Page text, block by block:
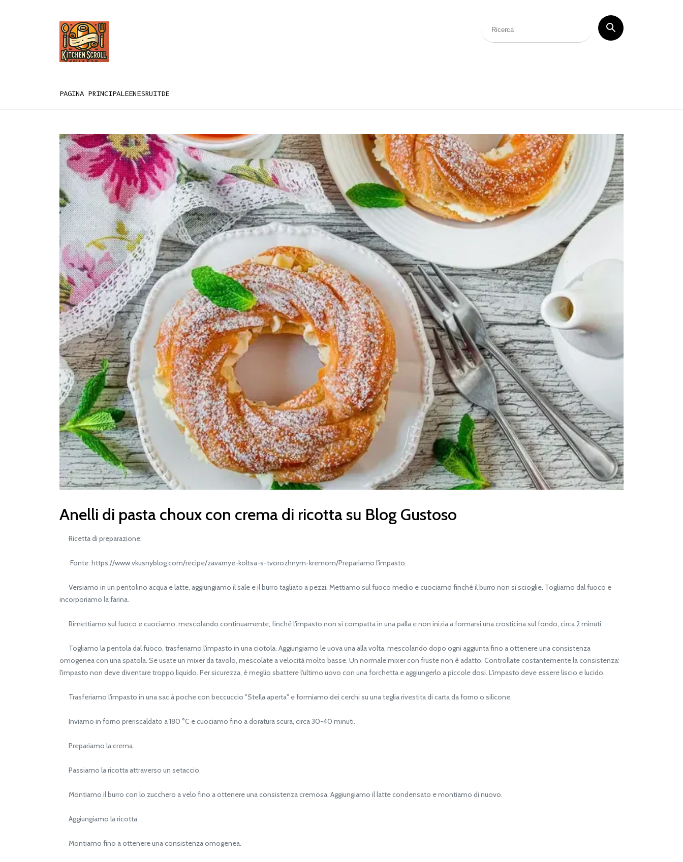
PAGINA PRINCIPALEENESRUITDE
Anelli di pasta choux con crema di ricotta su Blog Gustoso
Ricetta di preparazione:
Fonte: https://www.vkusnyblog.com/recipe/zavarnye-koltsa-s-tvorozhnym-kremom/Prepariamo l'impasto.
Versiamo in un pentolino acqua e latte, aggiungiamo il sale e il burro tagliato a pezzi. Mettiamo sul fuoco medio e cuociamo finché il burro non si scioglie. Togliamo dal fuoco e
incorporiamo la farina.
Rimettiamo sul fuoco e cuociamo, mescolando continuamente, finché l'impasto non si compatta in una palla e non inizia a formarsi una crosticina sul fondo, circa 2 minuti.
Togliamo la pentola dal fuoco, trasferiamo l'impasto in una ciotola. Aggiungiamo le uova una alla volta, mescolando dopo ogni aggiunta fino a ottenere una consistenza
omogenea con una spatola. Se usate un mixer da tavolo, mescolate a velocità molto basse. Un normale mixer con fruste non è adatto. Controllate costantemente la consistenza:
l'impasto non deve diventare troppo liquido. Per sicurezza, è meglio sbattere l'ultimo uovo con una forchetta e aggiungerlo a piccole dosi. L'impasto deve essere liscio e lucido.
Trasferiamo l'impasto in una sac à poche con beccuccio "Stella aperta" e formiamo dei cerchi su una teglia rivestita di carta da forno o silicone.
Inviamo in forno preriscaldato a 180 °C e cuociamo fino a doratura scura, circa 30-40 minuti.
Prepariamo la crema.
Passiamo la ricotta attraverso un setaccio.
Montiamo il burro con lo zucchero a velo fino a ottenere una consistenza cremosa. Aggiungiamo il latte condensato e montiamo di nuovo.
Aggiungiamo la ricotta.
Montiamo fino a ottenere una consistenza omogenea.